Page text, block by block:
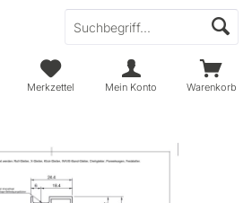
Warenkorb
Merkzettel Mein Konto